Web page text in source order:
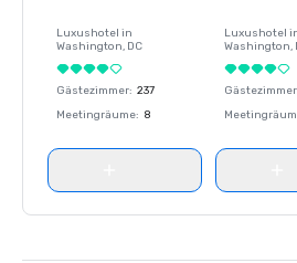
Luxushotel in
Washington, DC
Gästezimmer: 237
Meetingräume: 8
Luxushotel
Washington,
Gästezimmer